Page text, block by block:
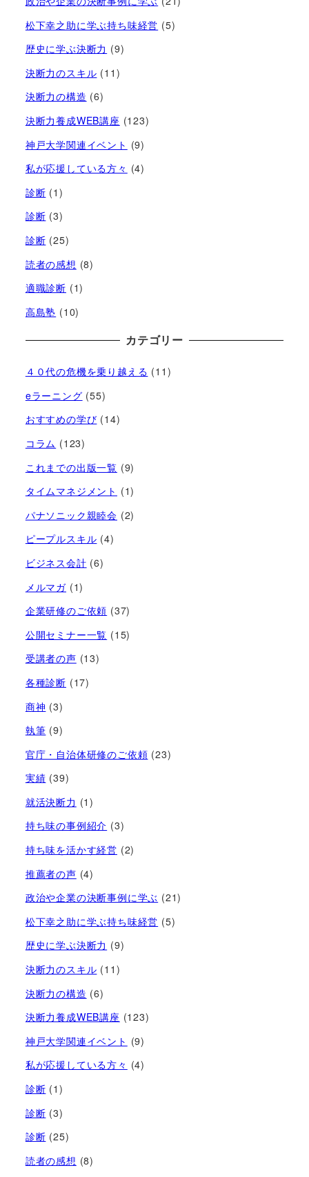
松下幸之助に学ぶ持ち味経営 (5)
歴史に学ぶ決断力 (9)
決断力のスキル (11)
決断力の構造 (6)
決断力養成WEB講座 (123)
神戸大学関連イベント (9)
私が応援している方々 (4)
診断 (1)
診断 (3)
診断 (25)
読者の感想 (8)
適職診断 (1)
高島塾 (10)
カテゴリー
４０代の危機を乗り越える (11)
eラーニング (55)
おすすめの学び (14)
コラム (123)
これまでの出版一覧 (9)
タイムマネジメント (1)
パナソニック親睦会 (2)
ピープルスキル (4)
ビジネス会計 (6)
メルマガ (1)
企業研修のご依頼 (37)
公開セミナー一覧 (15)
受講者の声 (13)
各種診断 (17)
商神 (3)
執筆 (9)
官庁・自治体研修のご依頼 (23)
実績 (39)
就活決断力 (1)
持ち味の事例紹介 (3)
持ち味を活かす経営​ (2)
推薦者の声 (4)
政治や企業の決断事例に学ぶ (21)
松下幸之助に学ぶ持ち味経営 (5)
歴史に学ぶ決断力 (9)
決断力のスキル (11)
決断力の構造 (6)
決断力養成WEB講座 (123)
神戸大学関連イベント (9)
私が応援している方々 (4)
診断 (1)
診断 (3)
診断 (25)
読者の感想 (8)